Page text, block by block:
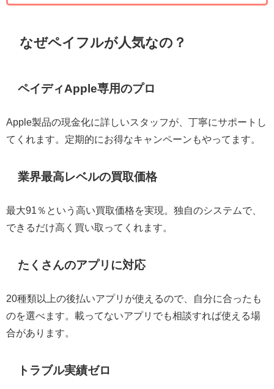
なぜペイフルが人気なの？
ペイディApple専用のプロ
Apple製品の現金化に詳しいスタッフが、丁寧にサポートし
てくれます。定期的にお得なキャンペーンもやってます。
業界最高レベルの買取価格
最大91％という高い買取価格を実現。独自のシステムで、
できるだけ高く買い取ってくれます。
たくさんのアプリに対応
20種類以上の後払いアプリが使えるので、自分に合ったも
のを選べます。載ってないアプリでも相談すれば使える場
合があります。
トラブル実績ゼロ